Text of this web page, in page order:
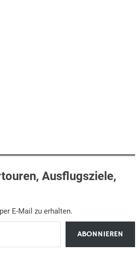
Ausflugsziele,
E-Mail zu erhalten.
ABONNIEREN